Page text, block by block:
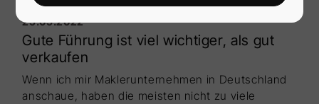
25.05.2022
Gute Führung ist viel wichtiger, als gut
verkaufen
Wenn ich mir Maklerunternehmen in Deutschland
anschaue, haben die meisten nicht zu viele